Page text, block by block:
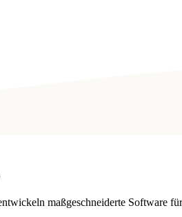
maßgeschneiderte Software